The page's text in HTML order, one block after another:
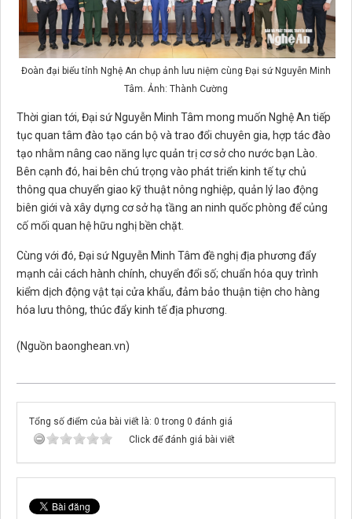
Đoàn đại biểu tỉnh Nghệ An chụp ảnh lưu niệm cùng Đại sứ Nguyễn Minh
Tâm. Ảnh: Thành Cường
Thời gian tới, Đại sứ Nguyễn Minh Tâm mong muốn Nghệ An tiếp
tục quan tâm đào tạo cán bộ và trao đổi chuyên gia, hợp tác đào
tạo nhằm nâng cao năng lực quản trị cơ sở cho nước bạn Lào.
Bên cạnh đó, hai bên chú trọng vào phát triển kinh tế tự chủ
thông qua chuyển giao kỹ thuật nông nghiệp, quản lý lao động
biên giới và xây dựng cơ sở hạ tầng an ninh quốc phòng để củng
cố mối quan hệ hữu nghị bền chặt.
Cùng với đó, Đại sứ Nguyễn Minh Tâm đề nghị địa phương đẩy
mạnh cải cách hành chính, chuyển đổi số; chuẩn hóa quy trình
kiểm dịch động vật tại cửa khẩu, đảm bảo thuận tiện cho hàng
hóa lưu thông, thúc đẩy kinh tế địa phương.
(Nguồn baonghean.vn)
Tổng số điểm của bài viết là: 0 trong 0 đánh giá
Click để đánh giá bài viết